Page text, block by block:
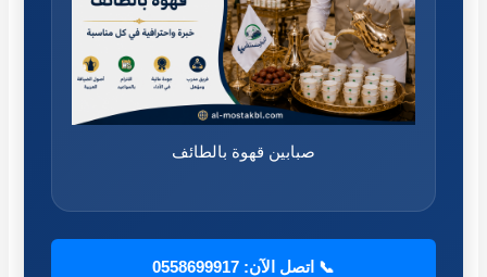
صبابين قهوة بالطائف
📞 اتصل الآن: 0558699917